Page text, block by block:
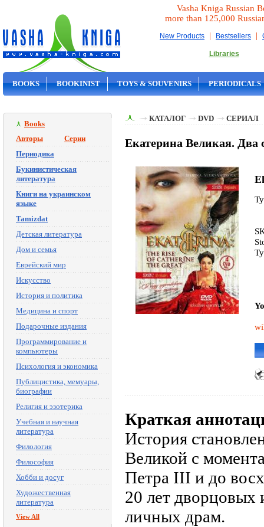
Vasha Kniga Russian
more than 125,000
New Products | Bestsellers |
Libraries
BOOKS BOOKINIST TOYS & SOUVENIRS PERIODICALS
Books
Авторы
Серии
Периодика
Букинистическая
литература
Книги на украинском
языке
Tamizdat
Детская литература
Дом и семья
Еврейский мир
Искусство
История и политика
Медицина и спорт
Подарочные издания
Программирование и
компьютеры
Психология и экономика
Публицистика, мемуары,
биографии
Религия и эзотерика
Учебная и научная
литература
Филология
Философия
Хобби и досуг
Художественная
литература
View All
КАТАЛОГ DVD СЕРИАЛ
Екатерина Великая. Два
Краткая
История
Великой с
Петра III и до
20 лет дворцовых
личных драм.